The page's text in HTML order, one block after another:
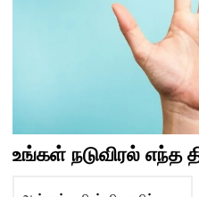
உங்கள் நடுவிரல் எந்த